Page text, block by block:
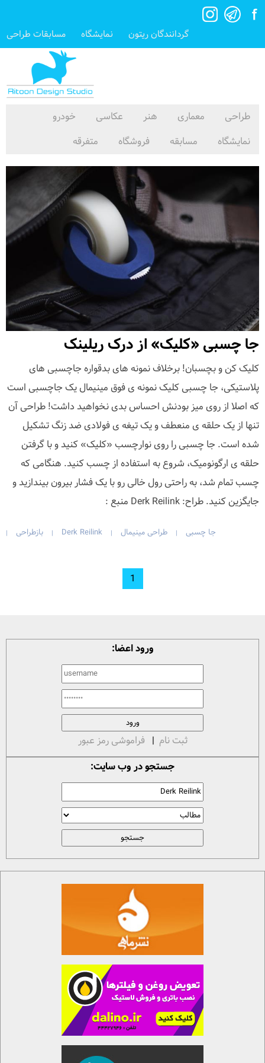
گردانندگان ریتون نمایشگاه مسابقات طراحی
طراحی معماری هنر عکاسی
خودرو
نمایشگاه
مسابقه فروشگاه متفرقه
جا چسبی «کلیک» از درک ریلینک
کلیک کن و بچسبان! برخلاف نمونه های بدقواره جاچسبی های
پلاستیکی، جا چسبی کلیک نمونه ی فوق مینیمال یک جاچسبی است
که اصلا از روی میز بودنش احساس بدی نخواهید داشت! طراحی آن
تنها از یک حلقه ی منعطف و یک تیغه ی فولادی ضد زنگ تشکیل
شده است. جا چسبی را روی نوارچسب «کلیک» کنید و با گرفتن
حلقه ی ارگونومیک، شروع به استفاده از چسب کنید. هنگامی که
چسب تمام شد، به راحتی رول خالی رو با یک فشار بیرون بیندازید و
جایگزین کنید. طراح: Derk Reilink منبع :
جا چسبی | طراحی مینیمال |
Derk Reilink
| بازطراحی |
1
ورود اعضا:
ثبت نام | فراموشی رمز عبور
جستجو در وب سایت: